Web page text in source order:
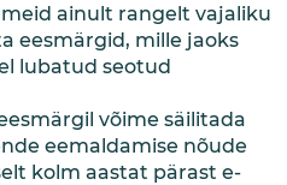
ainult rangelt vajaliku
eesmärgid, mille jaoks
lubatud seotud
võime säilitada
eemaldamise nõude
kolm aastat pärast e-